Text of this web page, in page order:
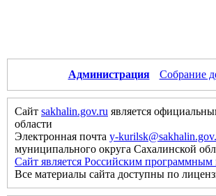
Администрация Собрание
Сайт sakhalin.gov.ru является
области
Электронная почта y-
муниципального округа Сахалинской
Сайт является Российским
Все материалы сайта доступны по